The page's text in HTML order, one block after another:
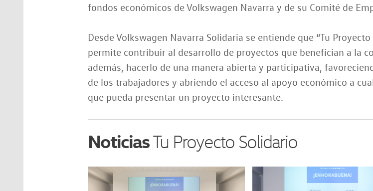
fondos económicos de Volkswagen Navarra y de su Comité de
Desde Volkswagen Navarra Solidaria se entiende que “Tu
permite contribuir al desarrollo de proyectos que benefician a la
además, hacerlo de una manera abierta y participativa,
de los trabajadores y abriendo el acceso al apoyo económico a
que pueda presentar un proyecto interesante.
NoticiasTu Proyecto Solidario